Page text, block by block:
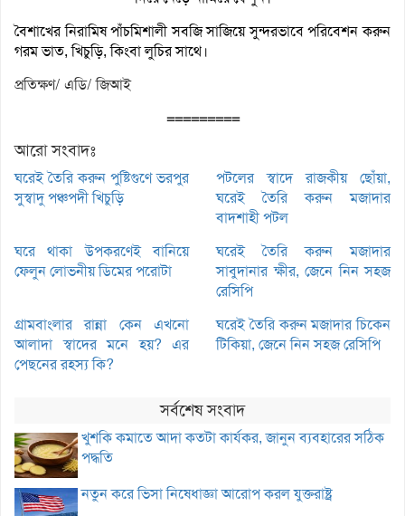
বৈশাখের নিরামিষ পাঁচমিশালী সবজি সাজিয়ে সুন্দরভাবে পরিবেশন করুন
গরম ভাত, খিচুড়ি, কিংবা লুচির সাথে।
প্রতিক্ষণ/ এডি/ জিআই
=========
আরো সংবাদঃ
ঘরেই তৈরি করুন পুষ্টিগুণে ভরপুর
সুস্বাদু পঞ্চপদী খিচুড়ি
পটলের স্বাদে রাজকীয় ছোঁয়া,
ঘরেই তৈরি করুন মজাদার
বাদশাহী পটল
ঘরে থাকা উপকরণেই বানিয়ে
ফেলুন লোভনীয় ডিমের পরোটা
ঘরেই তৈরি করুন মজাদার
সাবুদানার ক্ষীর, জেনে নিন সহজ
রেসিপি
গ্রামবাংলার রান্না কেন এখনো
আলাদা স্বাদের মনে হয়? এর
পেছনের রহস্য কি?
ঘরেই তৈরি করুন মজাদার চিকেন
টিকিয়া, জেনে নিন সহজ রেসিপি
সর্বশেষ সংবাদ
খুশকি কমাতে আদা কতটা কার্যকর, জানুন ব্যবহারের সঠিক
পদ্ধতি
নতুন করে ভিসা নিষেধাজ্ঞা আরোপ করল যুক্তরাষ্ট্র